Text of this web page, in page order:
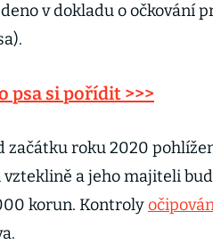
v dokladu o očkování
psa si pořídit >>>
začátku roku 2020
a jeho majiteli
korun. Kontroly